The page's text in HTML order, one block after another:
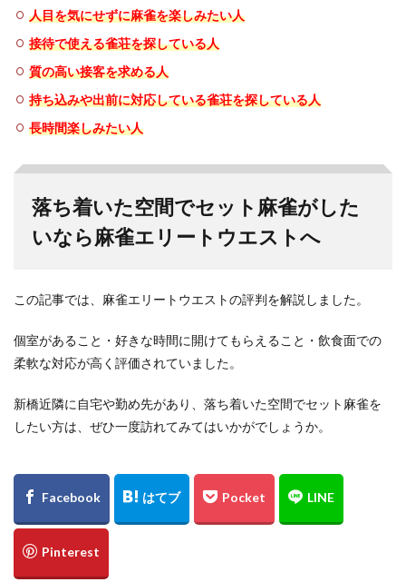
人目を気にせずに麻雀を楽しみたい人
接待で使える雀荘を探している人
質の高い接客を求める人
持ち込みや出前に対応している雀荘を探している人
長時間楽しみたい人
落ち着いた空間でセット麻雀がした
いなら麻雀エリートウエストへ
この記事では、麻雀エリートウエストの評判を解説しました。
個室があること・好きな時間に開けてもらえること・飲食面での
柔軟な対応が高く評価されていました。
新橋近隣に自宅や勤め先があり、落ち着いた空間でセット麻雀を
したい方は、ぜひ一度訪れてみてはいかがでしょうか。